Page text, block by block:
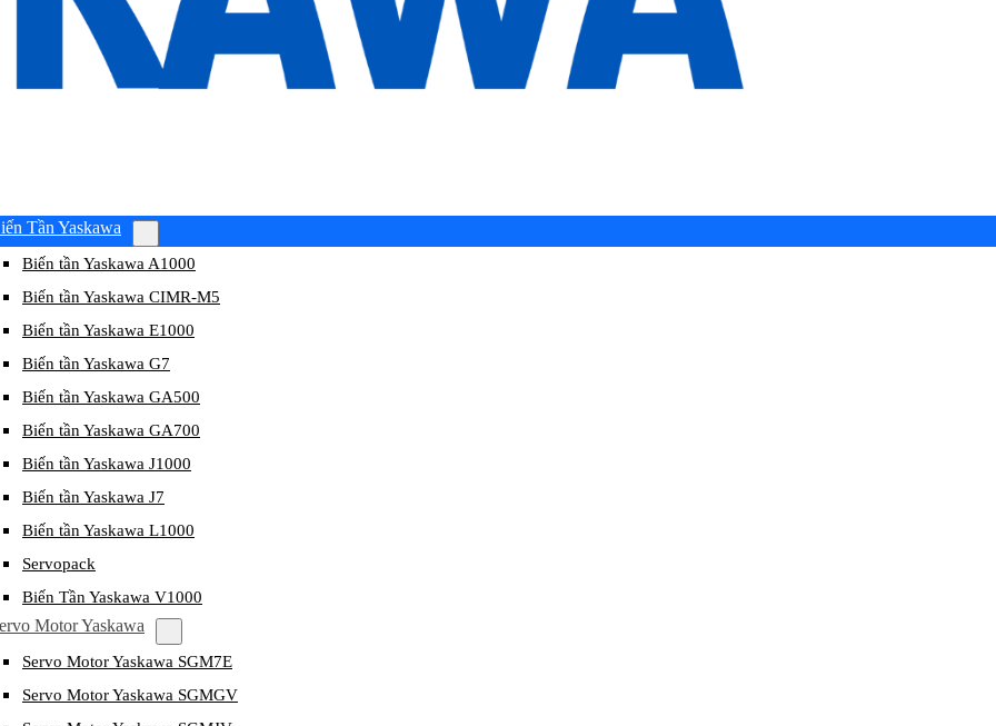
Tần Yaskawa
Biến tần Yaskawa A1000
Biến tần Yaskawa CIMR-M5
Biến tần Yaskawa E1000
Biến tần Yaskawa G7
Biến tần Yaskawa GA500
Biến tần Yaskawa GA700
Biến tần Yaskawa J1000
Biến tần Yaskawa J7
Biến tần Yaskawa L1000
Servopack
Biến Tần Yaskawa V1000
Motor Yaskawa
Servo Motor Yaskawa SGM7E
Servo Motor Yaskawa SGMGV